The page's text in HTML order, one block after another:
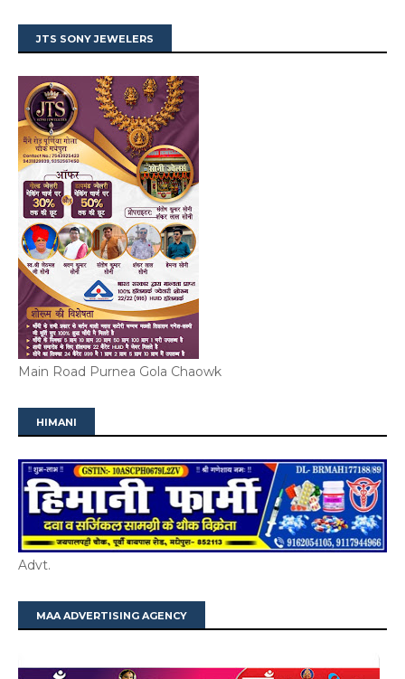
JTS SONY JEWELERS
Main Road Purnea Gola Chaowk
HIMANI
Advt.
MAA ADVERTISING AGENCY